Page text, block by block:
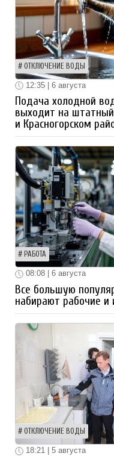
ОТКЛЮЧЕНИЕ ВОДЫ
12:35 | 6 августа
Подача холодной
выходит на
и Красногорском
РАБОТА
08:08 | 6 августа
Все большую
набирают рабочие и
ОТКЛЮЧЕНИЕ ВОДЫ
18:21 | 5 августа